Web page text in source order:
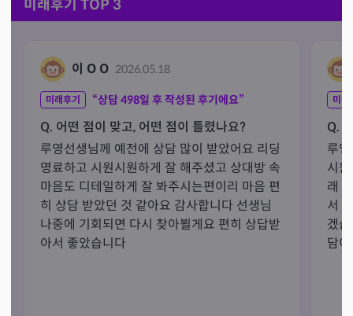
미래후기 TOP 3
이 O O 2026.05.18
미래후기 “상담498일 후 작성된 후기에요”
Q. 어떤 점이 맞고, 어떤 점이 틀렸나요?
루영선생님께 예전에 상담 많이 받았어요 리딩
명료하고 시원시원하게 잘 해주셨고 상대방 속
마음도 디테일하게 잘 봐주시는편이리 마음 편
히 상담 받았던 것 같아요 감사합니다 선생님
나중에 기회되면 다시 찾아뵐게요 편히 상답받
아서 좋았습니다
미래
Q.
루
시
래
서
겠
담